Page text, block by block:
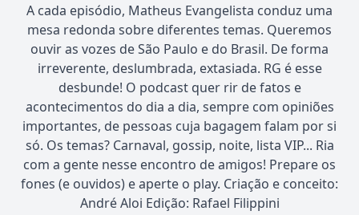
A cada episódio, Matheus Evangelista conduz uma
mesa redonda sobre diferentes temas. Queremos
ouvir as vozes de São Paulo e do Brasil. De forma
irreverente, deslumbrada, extasiada. RG é esse
desbunde! O podcast quer rir de fatos e
acontecimentos do dia a dia, sempre com opiniões
importantes, de pessoas cuja bagagem falam por si
só. Os temas? Carnaval, gossip, noite, lista VIP... Ria
com a gente nesse encontro de amigos! Prepare os
fones (e ouvidos) e aperte o play. Criação e conceito:
André Aloi Edição: Rafael Filippini